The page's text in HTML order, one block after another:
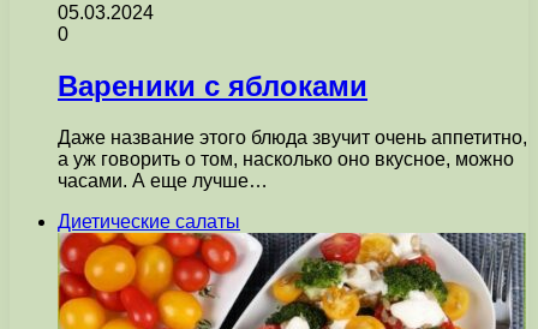
05.03.2024
0
Вареники с яблоками
Даже название этого блюда звучит очень аппетитно,
а уж говорить о том, насколько оно вкусное, можно
часами. А еще лучше…
Диетические салаты